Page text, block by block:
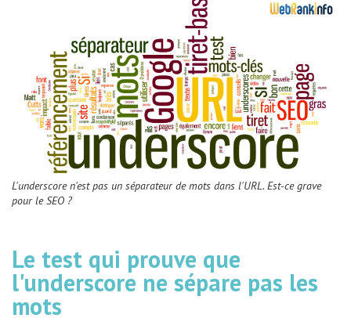
L'underscore n'est pas un séparateur de mots dans l'URL. Est-ce grave
pour le SEO ?
Le test qui prouve que
l'underscore ne sépare pas les
mots